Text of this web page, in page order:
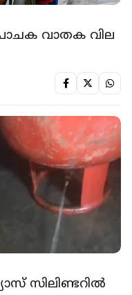
പാചക വാതക വില
സിലിണ്ടറില്‍